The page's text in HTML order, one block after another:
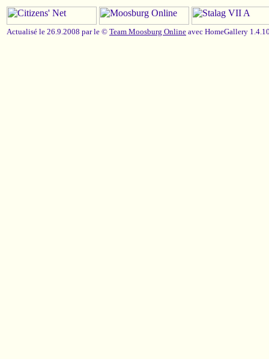
Actualisé le 26.9.2008 par le © Team Moosburg Online avec HomeGallery